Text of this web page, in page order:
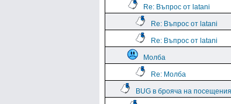
Re: Въпрос от latani
Re: Въпрос от latani
Re: Въпрос от latani
Молба
Re: Молба
BUG в брояча на